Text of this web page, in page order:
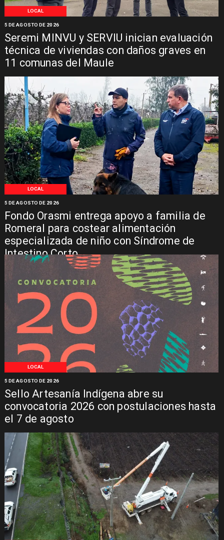
LOCAL
Seremi MINVU y SERVIU inician evaluación
técnica de viviendas con daños graves en
11 comunas del Maule
5 DE AGOSTO DE 2026
LOCAL
Fondo Orasmi entrega apoyo a familia de
Romeral para costear alimentación
especializada de niño con Síndrome de
Intestino Corto
5 DE AGOSTO DE 2026
LOCAL
Sello Artesanía Indígena abre su
convocatoria 2026 con postulaciones hasta
el 7 de agosto
5 DE AGOSTO DE 2026